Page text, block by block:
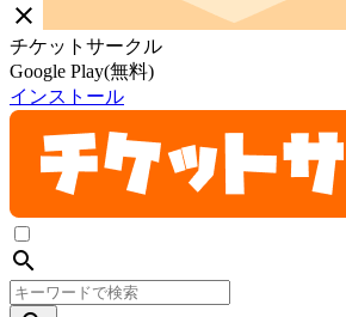
close
チケットサークル
Google Play(無料)
インストール
search